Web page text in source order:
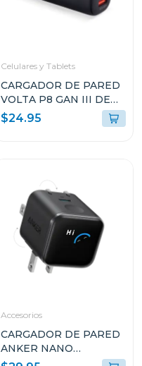
Celulares y Tablets
CARGADOR DE PARED
VOLTA P8 GAN III DE
65W CON DOBLE
PUERTO USB-C Y
$24.95
Accesorios
CARGADOR DE PARED
ANKER NANO
CHARGER 45W CON